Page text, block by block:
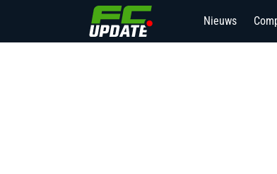
Nieuws